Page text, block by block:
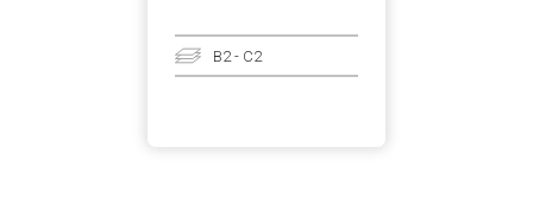
B2 - C2